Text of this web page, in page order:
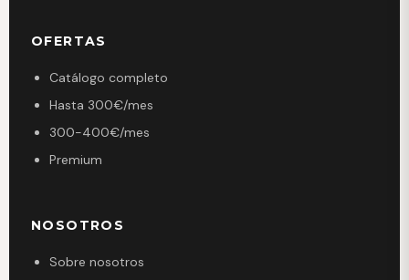
OFERTAS
Catálogo completo
Hasta 300€/mes
300-400€/mes
Premium
NOSOTROS
Sobre nosotros